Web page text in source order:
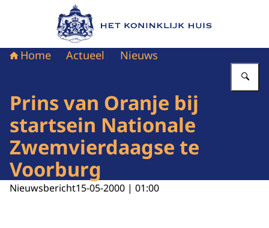
Naar de homepage van Het Koninklijk Huis
Home Actueel Nieuws
Prins van Oranje bij
startsein Nationale
Zwemvierdaagse te
Voorburg
Nieuwsbericht15-05-2000 | 01:00